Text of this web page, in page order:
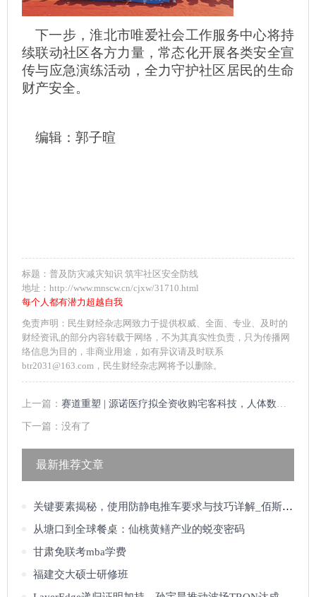
下一步，淮北市唯爱社会工作服务中心将持
续联动社区各方力量，常态化开展各类安全宣
传与应急演练活动，全力守护社区居民的生命
财产安全。
编辑：郭子暄
标题：普及防灾减灾知识 筑牢社区安全防线
地址：http://www.mnscw.cn/cjxw/31710.html
每个人都有潜力超越自我
免责声明：民生财经杂志网致力于提供权威、全面、专业、及时的
财经资讯,的部分内容转载于网络，不为其真实性负责，只为传播网
络信息为目的，非商业用途，如有异议请及时联系
btr2031@163.com，民生财经杂志网将予以删除。
上一篇： 赛道重塑 | 源诺医疗拟全资收购宅客科技，人体数据量化领域或迎来“巨头时代”
下一篇：没有了
最新推荐文章
关键要素揭秘，使用防静电推车要求与技巧详解_佰斯特POUSTO
从塘口到全球餐桌：仙桃黄鳝产业的蜕变密码
甘肃免联考mba学费
福建交大硕士研修班